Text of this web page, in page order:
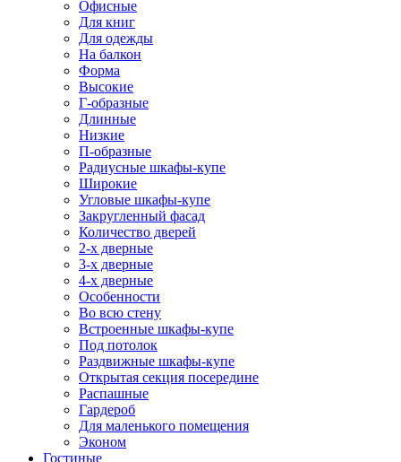
Офисные
Для книг
Для одежды
На балкон
Форма
Высокие
Г-образные
Длинные
Низкие
П-образные
Радиусные шкафы-купе
Широкие
Угловые шкафы-купе
Закругленный фасад
Количество дверей
2-х дверные
3-х дверные
4-х дверные
Особенности
Во всю стену
Встроенные шкафы-купе
Под потолок
Раздвижные шкафы-купе
Открытая секция посередине
Распашные
Гардероб
Для маленького помещения
Эконом
Гостиные